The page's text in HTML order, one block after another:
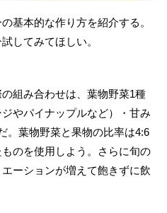
基本的な作り方を紹介する。
してみてほしい。
組み合わせは、葉物野菜1種
やパイナップルなど）・甘み
。葉物野菜と果物の比率は4:6
のを使用しよう。さらに旬の
ーションが増えて飽きずに飲